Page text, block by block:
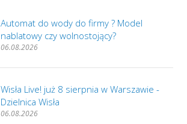
Automat do wody do firmy ? Model
nablatowy czy wolnostojący?
06.08.2026
Wisła Live! już 8 sierpnia w Warszawie -
Dzielnica Wisła
06.08.2026